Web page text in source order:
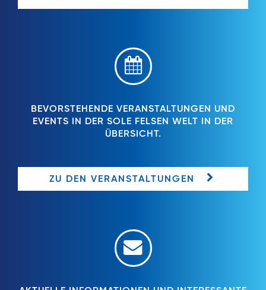
BEVORSTEHENDE VERANSTALTUNGEN UND
EVENTS IN DER SOLE FELSEN WELT IN DER
ÜBERSICHT.
ZU DEN VERANSTALTUNGEN